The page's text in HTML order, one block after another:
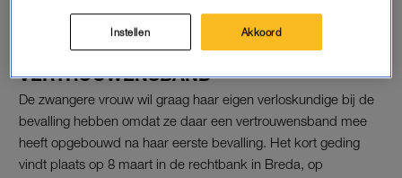
VERTROUWENSBAND
De zwangere vrouw wil graag haar eigen verloskundige bij de
bevalling hebben omdat ze daar een vertrouwensband mee
heeft opgebouwd na haar eerste bevalling. Het kort geding
vindt plaats op 8 maart in de rechtbank in Breda, op
Instellen Akkoord